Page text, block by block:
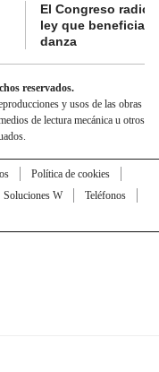
El Congreso
ley que beneficia
danza
reservados.
y usos de las obras
de lectura mecánica u otros
Política de cookies
Soluciones W
Teléfonos